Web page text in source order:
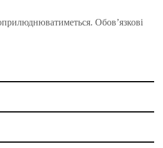
Обов’язкові